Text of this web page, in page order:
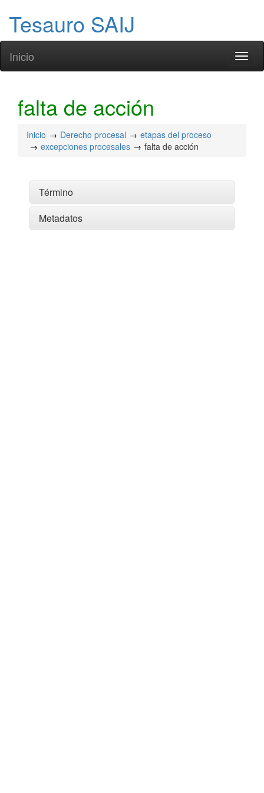
Tesauro SAIJ
Inicio
falta de acción
Inicio Derecho procesal
etapas del proceso
excepciones procesales
falta de acción
Término
Metadatos